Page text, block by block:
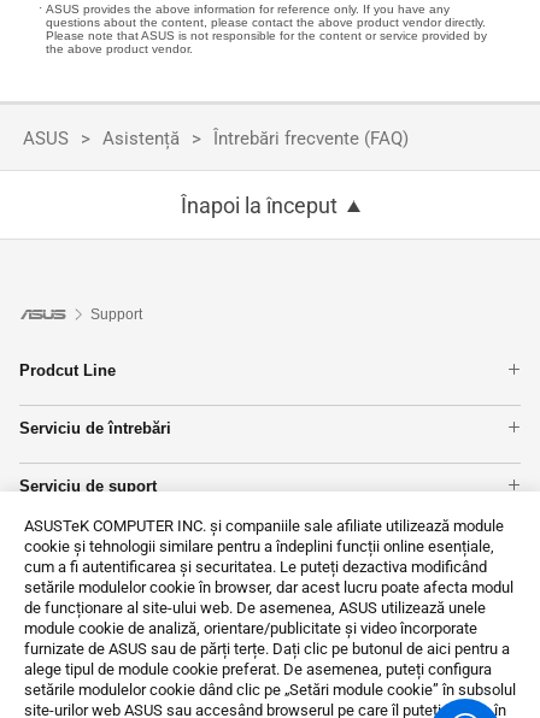
ASUSTeK COMPUTER INC. și companiile sale afiliate utilizează module
cookie și tehnologii similare pentru a îndeplini funcții online esențiale,
cum a fi autentificarea și securitatea. Le puteți dezactiva modificând
setările modulelor cookie în browser, dar acest lucru poate afecta modul
de funcționare al site-ului web. De asemenea, ASUS utilizează unele
module cookie de analiză, orientare/publicitate și video încorporate
furnizate de ASUS sau de părți terțe. Dați clic pe butonul de aici pentru a
alege tipul de module cookie preferat. De asemenea, puteți configura
setările modulelor cookie dând clic pe „Setări module cookie” în subsolul
site-urilor web ASUS sau accesând browserul pe care îl puteți instala în
ASUS provides the above information for reference only. If you have any
questions about the content, please contact the above product vendor directly.
Please note that ASUS is not responsible for the content or service provided by
the above product vendor.
ASUS Asistență Întrebări frecvente (FAQ)
Înapoi la început
Support
Prodcut Line
Plăci de bază
Laptopuri
Reţelistică
PC-uri Tower
Monitoare
Afișați toate produsele
Serviciu de întrebări
Verificați starea reparației
Găsiți locații de servicii
Serviciu de suport
Videoclipuri de asistență ASUS
Contactează-ne
MyASUS
Customer’s request on personal data
About CSR for global